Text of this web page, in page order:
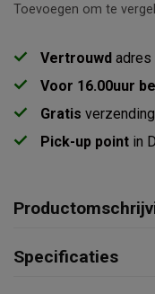
Toevoegen om te
Vertrouwd adres
Voor 16.00uur
Gratis
Pick-up point in
Specificaties